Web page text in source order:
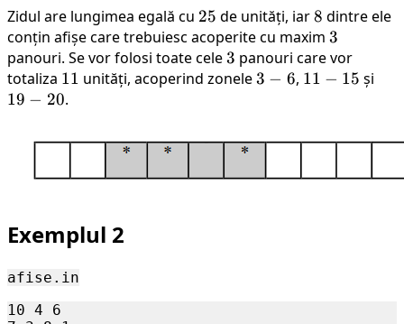
Zidul are lungimea egală cu 25
25 de unități, iar8
8 dintre ele
conțin afișe care trebuiesc acoperite cu maxim 3
3
panouri. Se vor folosi toate cele3
3 panouri care vor
totaliza 11
11 unități, acoperind zonele3-
3 − 6, 11-
11 − 15 și
19 − 20.
Exemplul 2
afise.in
10 4 6